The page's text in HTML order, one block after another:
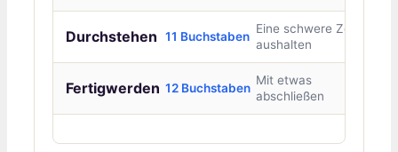
Durchstehen 11 Buchstaben
Eine schwere Zeit
aushalten
Fertigwerden 12 Buchstaben
Mit etwas
abschließen